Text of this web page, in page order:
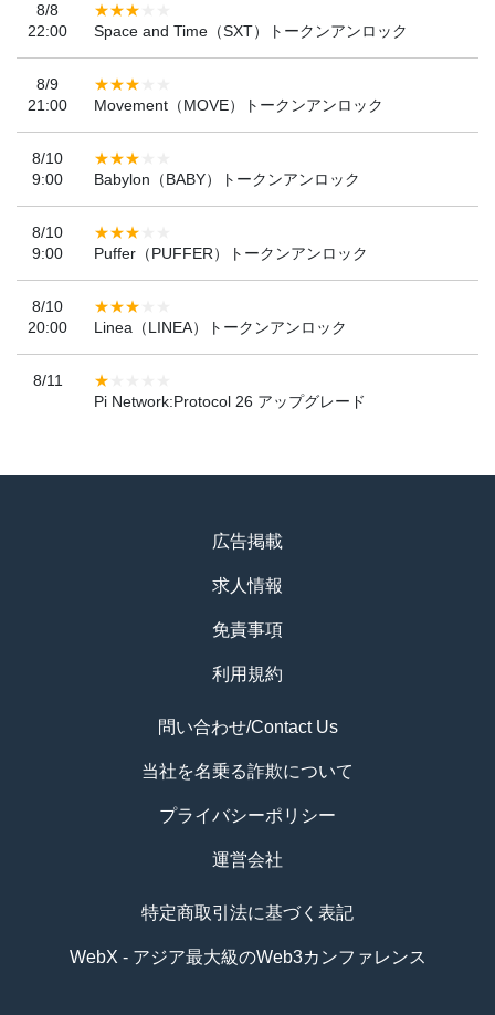
8/8
22:00
Space and Time（SXT）トークンアンロック
8/9
21:00
Movement（MOVE）トークンアンロック
8/10
9:00
Babylon（BABY）トークンアンロック
8/10
9:00
Puffer（PUFFER）トークンアンロック
8/10
20:00
Linea（LINEA）トークンアンロック
8/11
Pi Network:Protocol 26 アップグレード
広告掲載
求人情報
免責事項
利用規約
問い合わせ/Contact Us
当社を名乗る詐欺について
プライバシーポリシー
運営会社
特定商取引法に基づく表記
WebX - アジア最大級のWeb3カンファレンス